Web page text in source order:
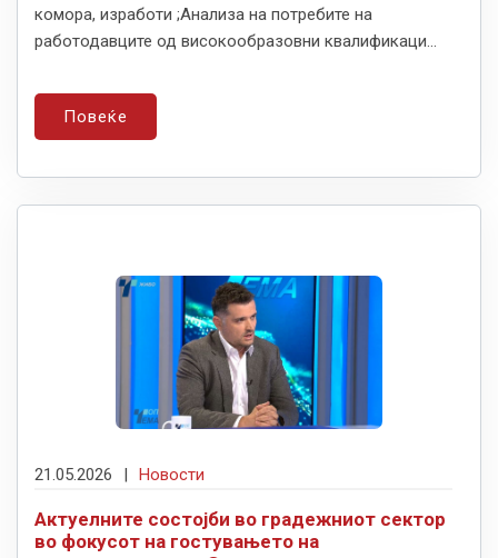
комора, изработи ;Анализа на потребите на
работодавците од високообразовни квалификаци...
Повеќе
21.05.2026 | Новости
Актуелните состојби во градежниот сектор
во фокусот на гостувањето на